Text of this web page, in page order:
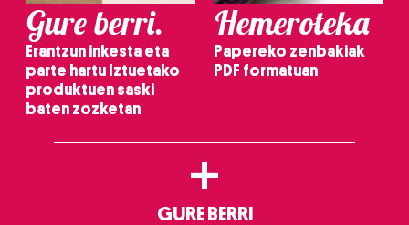
Gure berri.
Erantzun inkesta eta
parte hartu Iztuetako
produktuen saski
baten zozketan
Hemeroteka
Papereko zenbakiak
PDF formatuan
+
GURE BERRI